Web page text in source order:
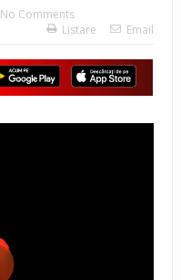
No Comments
Listare
Email